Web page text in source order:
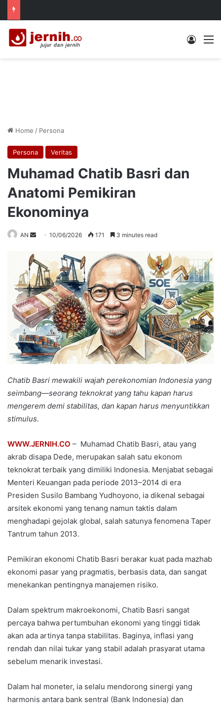
Log In
Home / Persona
Persona Veritas
Muhamad Chatib Basri dan
Anatomi Pemikiran
Ekonominya
AN
Send
email
10/06/2026 171 3 minutes read
Chatib Basri mewakili wajah perekonomian Indonesia yang
seimbang—seorang teknokrat yang tahu kapan harus
mengerem demi stabilitas, dan kapan harus menyuntikkan
stimulus.
WWW.JERNIH.CO – Muhamad Chatib Basri, atau yang
akrab disapa Dede, merupakan salah satu ekonom
teknokrat terbaik yang dimiliki Indonesia. Menjabat sebagai
Menteri Keuangan pada periode 2013–2014 di era
Presiden Susilo Bambang Yudhoyono, ia dikenal sebagai
arsitek ekonomi yang tenang namun taktis dalam
menghadapi gejolak global, salah satunya fenomena Taper
Tantrum tahun 2013.
Pemikiran ekonomi Chatib Basri berakar kuat pada mazhab
ekonomi pasar yang pragmatis, berbasis data, dan sangat
menekankan pentingnya manajemen risiko.
Dalam spektrum makroekonomi, Chatib Basri sangat
percaya bahwa pertumbuhan ekonomi yang tinggi tidak
akan ada artinya tanpa stabilitas. Baginya, inflasi yang
rendah dan nilai tukar yang stabil adalah prasyarat utama
sebelum menarik investasi.
Dalam hal moneter, ia selalu mendorong sinergi yang
harmonis antara bank sentral (Bank Indonesia) dan